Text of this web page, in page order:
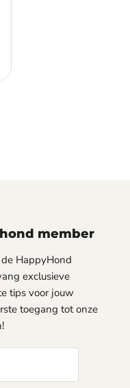
member
HappyHond
exclusieve
tips voor jouw
toegang tot onze